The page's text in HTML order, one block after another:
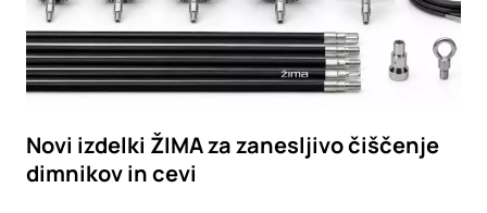
Novi izdelki ŽIMA za zanesljivo čiščenje
dimnikov in cevi